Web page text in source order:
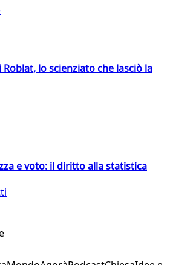
lo scienziato che lasciò la
e voto: il diritto alla statistica